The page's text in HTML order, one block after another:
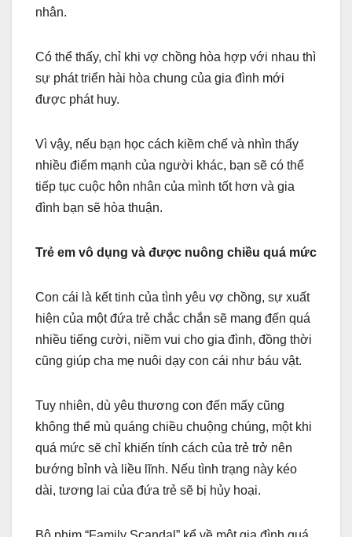
nhân.
Có thể thấy, chỉ khi vợ chồng hòa hợp với nhau thì
sự phát triển hài hòa chung của gia đình mới
được phát huy.
Vì vậy, nếu bạn học cách kiềm chế và nhìn thấy
nhiều điểm mạnh của người khác, bạn sẽ có thể
tiếp tục cuộc hôn nhân của mình tốt hơn và gia
đình bạn sẽ hòa thuận.
Trẻ em vô dụng và được nuông chiều quá mức
Con cái là kết tinh của tình yêu vợ chồng, sự xuất
hiện của một đứa trẻ chắc chắn sẽ mang đến quá
nhiều tiếng cười, niềm vui cho gia đình, đồng thời
cũng giúp cha mẹ nuôi dạy con cái như báu vật.
Tuy nhiên, dù yêu thương con đến mấy cũng
không thể mù quáng chiều chuộng chúng, một khi
quá mức sẽ chỉ khiến tính cách của trẻ trở nên
bướng bỉnh và liều lĩnh. Nếu tình trạng này kéo
dài, tương lai của đứa trẻ sẽ bị hủy hoại.